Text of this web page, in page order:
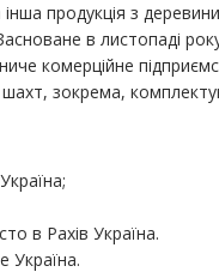
продукція з
в листопаді
комерційне
зокрема,
в Рахів Україна.
Україна.